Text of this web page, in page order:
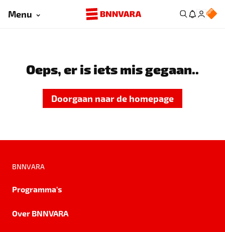
Menu
Oeps, er is iets mis gegaan..
Doorgaan naar de homepage
BNNVARA
Programma's
Over BNNVARA